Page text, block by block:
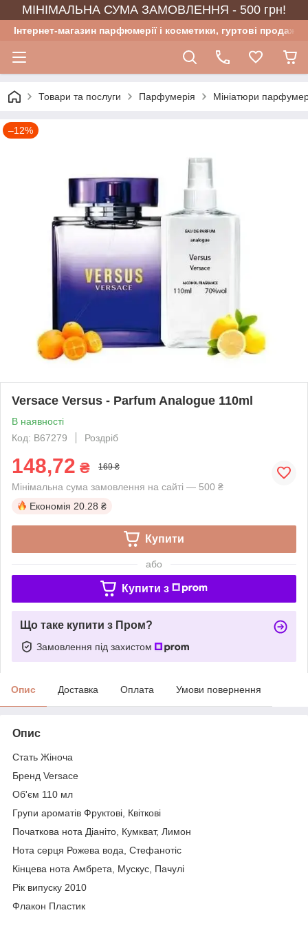
МІНІМАЛЬНА СУМА ЗАМОВЛЕННЯ - 500 грн!
Інтернет-магазин парфюмерії і косметики, гуртові продажі
Товари та послуги Парфумерія Мініатюри
–12%
Versace Versus - Parfum Analogue 110ml
В наявності
Код: B67279
Роздріб
148,72 ₴ 169 ₴
Мінімальна сума замовлення на сайті — 500 ₴
Економія 20.28 ₴
Купити
або
Купити з
Що таке купити з Пром?
Замовлення під захистом
Опис Доставка Оплата Умови повернення
Опис
Стать Жіноча
Бренд Versace
Об'єм 110 мл
Групи ароматів Фруктові, Квіткові
Початкова нота Діаніто, Кумкват, Лимон
Нота серця Рожева вода, Стефанотіс
Кінцева нота Амбрета, Мускус, Пачулі
Рік випуску 2010
Флакон Пластик